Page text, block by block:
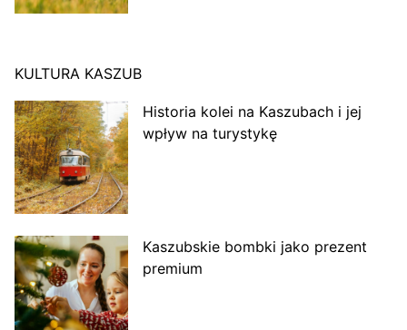
KULTURA KASZUB
Historia kolei na Kaszubach i jej
wpływ na turystykę
Kaszubskie bombki jako prezent
premium